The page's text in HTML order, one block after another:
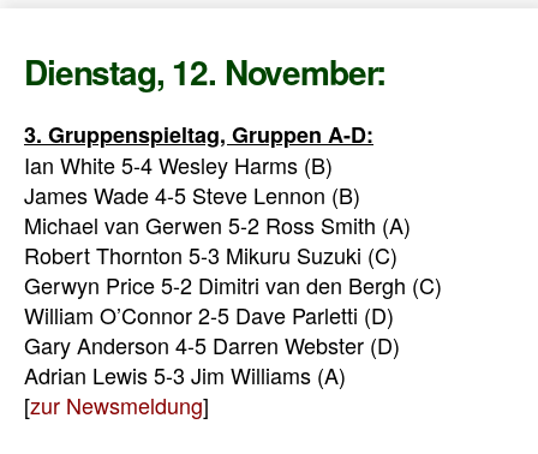
Dienstag, 12. November:
3. Gruppenspieltag, Gruppen A-D:
Ian White 5-4 Wesley Harms (B)
James Wade 4-5 Steve Lennon (B)
Michael van Gerwen 5-2 Ross Smith (A)
Robert Thornton 5-3 Mikuru Suzuki (C)
Gerwyn Price 5-2 Dimitri van den Bergh (C)
William O’Connor 2-5 Dave Parletti (D)
Gary Anderson 4-5 Darren Webster (D)
Adrian Lewis 5-3 Jim Williams (A)
[zur Newsmeldung]